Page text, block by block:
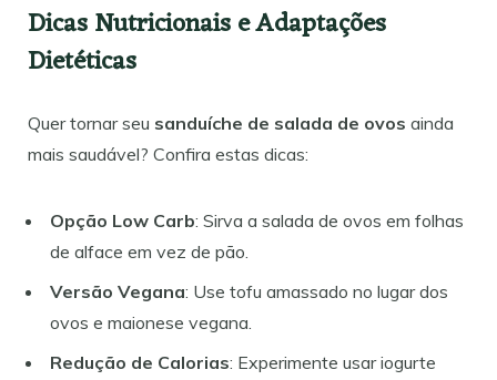
Dicas Nutricionais e Adaptações
Dietéticas
Quer tornar seu sanduíche de salada de ovos ainda
mais saudável? Confira estas dicas:
Opção Low Carb: Sirva a salada de ovos em folhas
de alface em vez de pão.
Versão Vegana: Use tofu amassado no lugar dos
ovos e maionese vegana.
Redução de Calorias: Experimente usar iogurte